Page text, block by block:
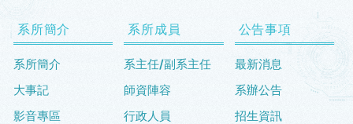
系所簡介
系所簡介
大事記
影音專區
系所成員
系主任/副系主任
師資陣容
行政人員
公告事項
最新消息
系辦公告
招生資訊